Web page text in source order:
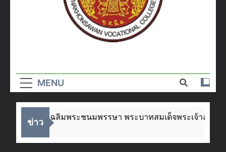
อาชีวศึกษา
นครสวรรค์
MENU
ข่าว
นโอกาสวันเฉลิมพระชนมพรรษา พระบาทสมเด็จพระเจ้าอยู่หัว